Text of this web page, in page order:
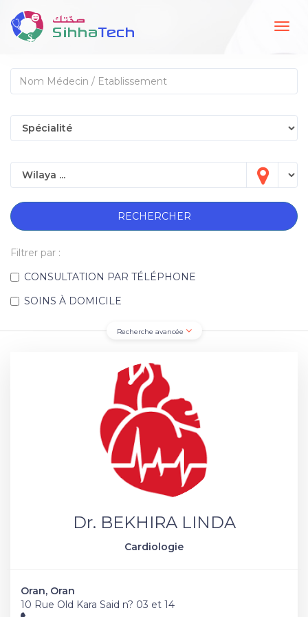
RECHERCHER
Filtrer par :
CONSULTATION PAR TÉLÉPHONE
SOINS À DOMICILE
Recherche avancée
Dr. BEKHIRA LINDA
Cardiologie
Oran, Oran
10 Rue Old Kara Said n? 03 et 14